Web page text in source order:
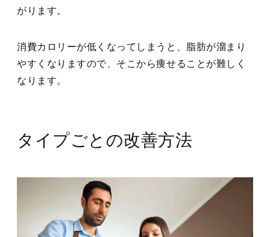
がります。
消費カロリーが低くなってしまうと、脂肪が溜まり
やすくなりますので、そこから痩せることが難しく
なります。
タイプごとの改善方法